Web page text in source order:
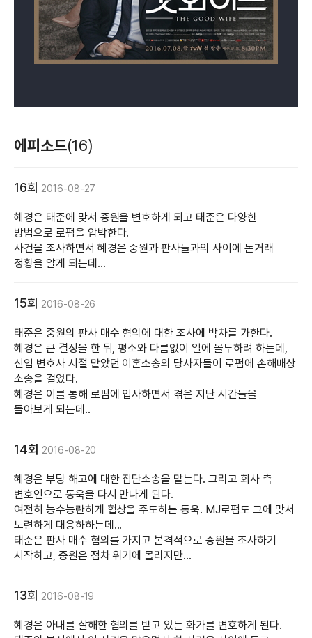
에피소드(16)
16회 2016-08-27
혜경은 태준에 맞서 중원을 변호하게 되고 태준은 다양한
방법으로 로펌을 압박한다.
사건을 조사하면서 혜경은 중원과 판사들과의 사이에 돈거래
정황을 알게 되는데...
15회 2016-08-26
태준은 중원의 판사 매수 혐의에 대한 조사에 박차를 가한다.
혜경은 큰 결정을 한 뒤, 평소와 다름없이 일에 몰두하려 하는데,
신입 변호사 시절 맡았던 이혼소송의 당사자들이 로펌에 손해배상
소송을 걸었다.
혜경은 이를 통해 로펌에 입사하면서 겪은 지난 시간들을
돌아보게 되는데..
14회 2016-08-20
혜경은 부당 해고에 대한 집단소송을 맡는다. 그리고 회사 측
변호인으로 동욱을 다시 만나게 된다.
여전히 능수능란하게 협상을 주도하는 동욱. MJ로펌도 그에 맞서
노련하게 대응하하는데...
태준은 판사 매수 혐의를 가지고 본격적으로 중원을 조사하기
시작하고, 중원은 점차 위기에 몰리지만...
13회 2016-08-19
혜경은 아내를 살해한 혐의를 받고 있는 화가를 변호하게 된다.